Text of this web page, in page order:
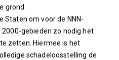
grond.
Staten om voor de NNN-
gebieden zo nodig het
zetten. Hiermee is het
schadeloosstelling de